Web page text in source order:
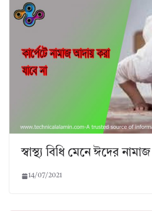
স্বাস্থ্য বিধি মেনে ঈদের
14/07/2021